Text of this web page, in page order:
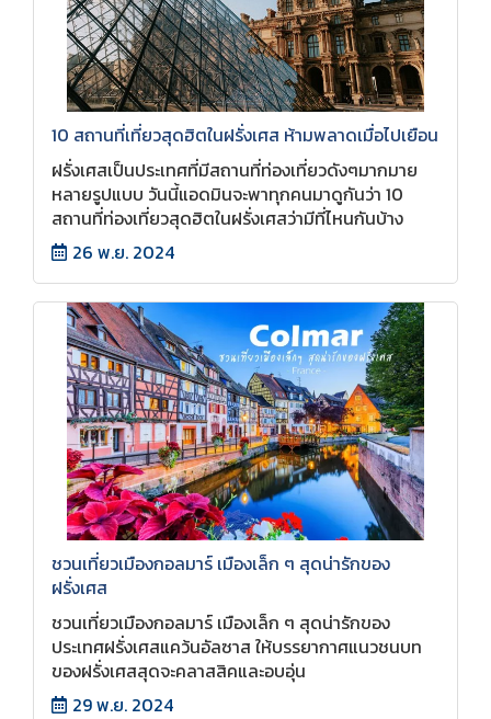
10 สถานที่เที่ยวสุดฮิตในฝรั่งเศส ห้ามพลาดเมื่อไปเยือน
ฝรั่งเศสเป็นประเทศที่มีสถานที่ท่องเที่ยวดังๆมากมาย
หลายรูปแบบ วันนี้แอดมินจะพาทุกคนมาดูกันว่า 10
สถานที่ท่องเที่ยวสุดฮิตในฝรั่งเศสว่ามีที่ไหนกันบ้าง
26 พ.ย. 2024
ชวนเที่ยวเมืองกอลมาร์ เมืองเล็ก ๆ สุดน่ารักของ
ฝรั่งเศส
ชวนเที่ยวเมืองกอลมาร์ เมืองเล็ก ๆ สุดน่ารักของ
ประเทศฝรั่งเศสแคว้นอัลซาส ให้บรรยากาศแนวชนบท
ของฝรั่งเศสสุดจะคลาสสิคและอบอุ่น
29 พ.ย. 2024